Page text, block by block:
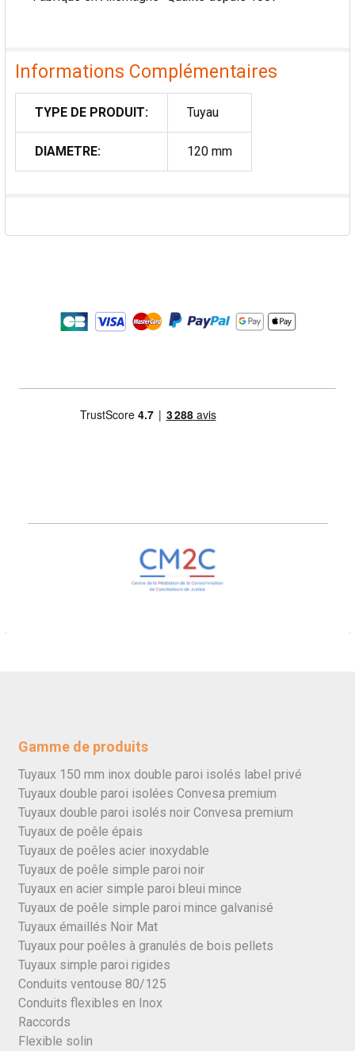
Informations Complémentaires
TYPE DE PRODUIT: Tuyau
DIAMETRE: 120 mm
Gamme de produits
Tuyaux 150 mm inox double paroi isolés label privé
Tuyaux double paroi isolées Convesa premium
Tuyaux double paroi isolés noir Convesa premium
Tuyaux de poêle épais
Tuyaux de poêles acier inoxydable
Tuyaux de poêle simple paroi noir
Tuyaux en acier simple paroi bleui mince
Tuyaux de poêle simple paroi mince galvanisé
Tuyaux émaillés Noir Mat
Tuyaux pour poêles à granulés de bois pellets
Tuyaux simple paroi rigides
Conduits ventouse 80/125
Conduits flexibles en Inox
Raccords
Flexible solin